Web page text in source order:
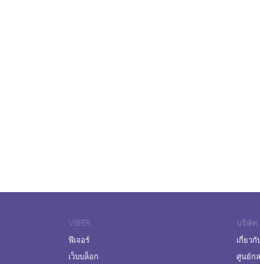
VIBER
ฟีเจอร์
เว็บบล็อก
บริษัท
เกี่ยวกั
ศูนย์ก